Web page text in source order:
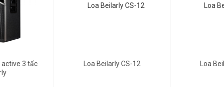
riêng lẻ mà không cần bộ điều khiển,KB 615
cung cấp hiệu suất
ứng dụng giám sát nêm. Nó cũng mang lại sự linh hoạt để đáp ứng
active 3 tấc
Loa Beilarly CS-12 Loa